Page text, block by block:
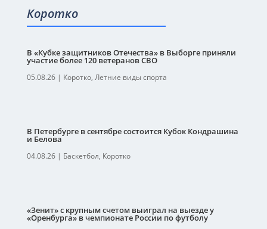
Коротко
В «Кубке защитников Отечества» в Выборге приняли
участие более 120 ветеранов СВО
05.08.26| Коротко, Летние виды спорта
В Петербурге в сентябре состоится Кубок Кондрашина
и Белова
04.08.26| Баскетбол, Коротко
«Зенит» с крупным счетом выиграл на выезде у
«Оренбурга» в чемпионате России по футболу